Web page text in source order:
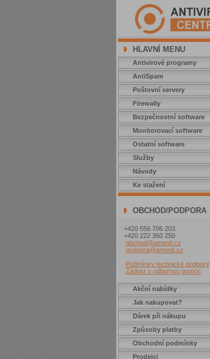
HLAVNÍ MENU
Antivirové programy
AntiSpam
Poštovní servery
Firewally
Bezpečnostní software
Monitorovací software
Ostatní software
Služby
Návody
Ke stažení
OBCHOD/PODPORA
+420 556 706 203
+420 222 360 250
obchod@amenit.cz
podpora@amenit.cz
Podmínky technické podpory
Žádost o odbornou pomoc
Akční nabídky
Jak nakupovat?
Dárek při nákupu
Způsoby platby
Obchodní podmínky
Prodejci